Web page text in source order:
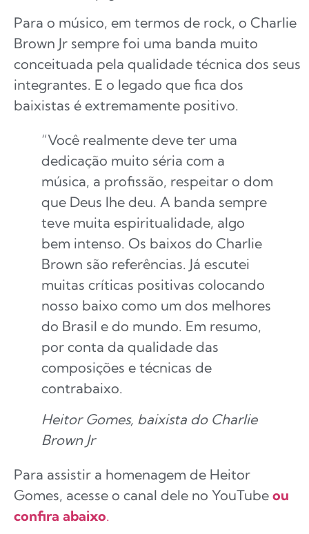
Para o músico, em termos de rock, o Charlie
Brown Jr sempre foi uma banda muito
conceituada pela qualidade técnica dos seus
integrantes. E o legado que fica dos
baixistas é extremamente positivo.
“Você realmente deve ter uma
dedicação muito séria com a
música, a profissão, respeitar o dom
que Deus lhe deu. A banda sempre
teve muita espiritualidade, algo
bem intenso. Os baixos do Charlie
Brown são referências. Já escutei
muitas críticas positivas colocando
nosso baixo como um dos melhores
do Brasil e do mundo. Em resumo,
por conta da qualidade das
composições e técnicas de
contrabaixo.
Heitor Gomes, baixista do Charlie
Brown Jr
Para assistir a homenagem de Heitor
Gomes, acesse o canal dele no YouTube ou
confira abaixo.